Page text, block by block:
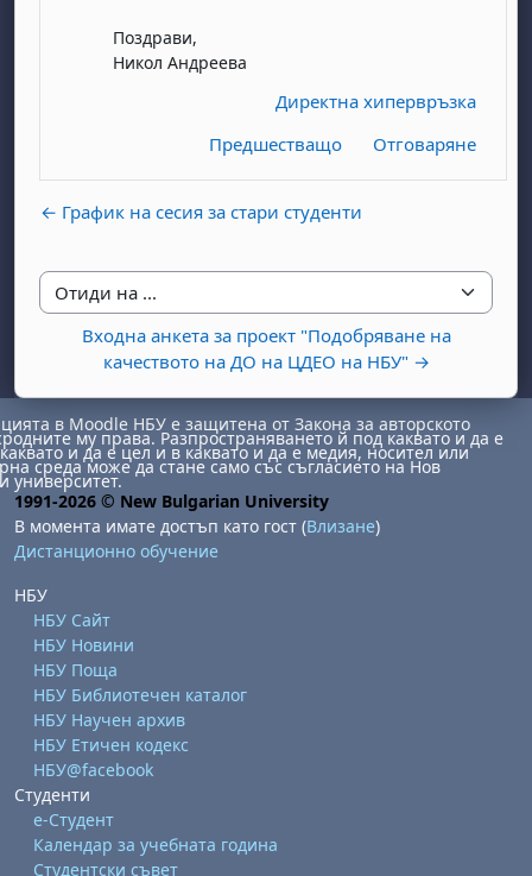
Поздрави,
Никол Андреева
Директна хипервръзка
Предшестващо
Отговаряне
← График на сесия за стари студенти
Отиди на ...
Входна анкета за проект "Подобряване на
качеството на ДО на ЦДЕО на НБУ" →
8 август
неделя, 9 август
август
август
29 август
неделя, 30 август
в Moodle НБУ е защитена от Закона за авторското
му права. Разпространяването й под каквато и да е
и да е цел и в каквато и да е медия, носител или
среда може да стане само със съгласието на Нов
университет.
1991-2026 © New Bulgarian University
В момента имате достъп като гост (Влизане)
Дистанционно обучение
НБУ
НБУ Сайт
НБУ Новини
НБУ Поща
НБУ Библиотечен каталог
НБУ Научен архив
НБУ Етичен кодекс
НБУ@facebook
Студенти
е-Студент
Календар за учебната година
Студентски съвет